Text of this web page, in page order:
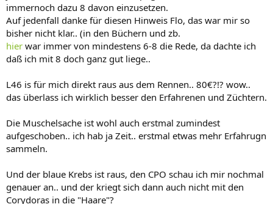
Zwergbuntbarsch. Labendfutter sollte da aber schon ab und an
sein. Frostfutter ist fast Pflicht!
Naja und zu den Muscheln kann ich nicht viel sagen, außer, dass du
recht hast, wenn da mal eine umkippt, dann viel Spass! Da kannst
du gleich Apfelschnecken dazusetzen. Zudem werden ja einige
dieser Muschel ziemlich groß auf Dauer und ich bin mir auch nicht
kann, da dein Becken ja noch recht frisch ist.
Dann noch ein L46, wenn der genug genug Grünzeug zugefüttert
bekommt, dann lässt er wahrscheinlich auch deine Pflanzen in
Ahnung, was L-Welse betrifft. Weiß nur, dass sie grünes ganz gerne
haben. :wink:
Gruß
vom Flo
immernoch dazu 8 davon einzusetzen.
Auf jedenfall danke für diesen Hinweis Flo, das war mir so
bisher nicht klar.. (in den Büchern und zb.
hier war immer von mindestens 6-8 die Rede, da dachte ich
daß ich mit 8 doch ganz gut liege..
L46 is für mich direkt raus aus dem Rennen.. 80€?!? wow..
das überlass ich wirklich besser den Erfahrenen und Züchtern.
Die Muschelsache ist wohl auch erstmal zumindest
aufgeschoben.. ich hab ja Zeit.. erstmal etwas mehr Erfahrugn
sammeln.
Und der blaue Krebs ist raus, den CPO schau ich mir nochmal
genauer an.. und der kriegt sich dann auch nicht mit den
Corydoras in die "Haare"?